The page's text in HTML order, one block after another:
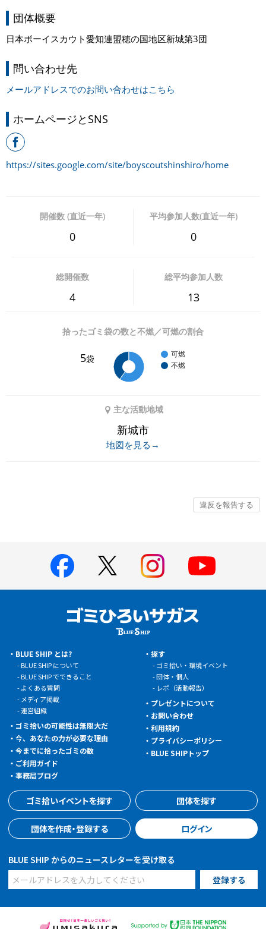
団体概要
日本ボーイスカウト愛知連盟穂の国地区新城第3団
問い合わせ先
メールアドレスでのお問い合わせはこちら
ホームページとSNS
https://sites.google.com/site/boyscoutshinshiro/home
開催数 (直近一年)
0
平均参加人数(直近一年)
0
総開催数
4
総平均参加人数
13
拾ったゴミ袋の数と不燃／可燃の割合
5袋
可燃
不燃
主な活動地域
新城市
地図を見る→
BLUE SHIP とは?
BLUE SHIP について
BLUE SHIP でできること
よくある質問
メディア掲載
運営組織
ゴミ拾いの可能性は無限大だ
今、あなたの力が必要な理由
今までに拾ったゴミの数
ご利用ガイド
事務局ブログ
探す
ゴミ拾い・環境イベント
団体・個人
レポ（活動報告）
プレゼントについて
お問い合わせ
利用規約
プライバシーポリシー
BLUE SHIPトップ
ゴミ拾いイベントを探す 団体を探す
団体を作成・登録する ログイン
BLUE SHIP からのニュースレターを受け取る